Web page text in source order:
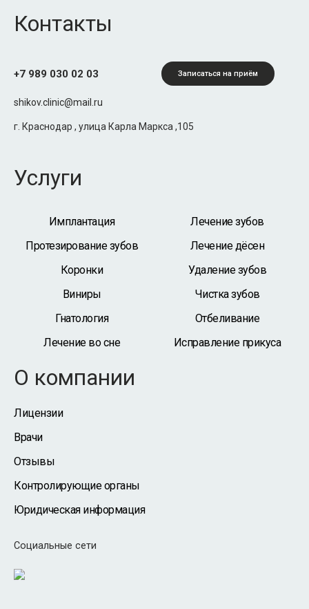
Услуги
Имплантация
Протезирование зубов
Коронки
Виниры
Гнатология
Лечение во сне
Лечение зубов
Лечение дёсен
Удаление зубов
Чистка зубов
Отбеливание
Исправление прикуса
Контакты
+7 989 030 02 03 Записаться на приём
shikov.clinic@mail.ru
г. Краснодар , улица Карла Маркса ,105
О компании
Лицензии
Врачи
Отзывы
Контролирующие органы
Юридическая информация
Социальные сети